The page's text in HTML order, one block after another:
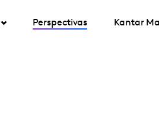
Perspectivas Kantar